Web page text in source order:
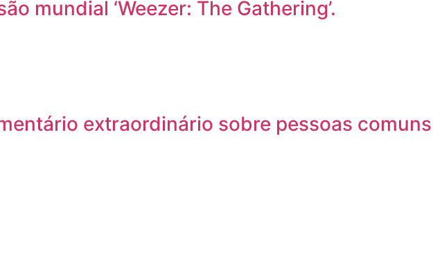
mundial ‘Weezer: The Gathering’.
extraordinário sobre pessoas comuns